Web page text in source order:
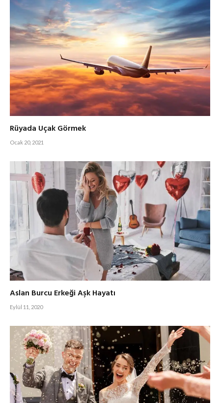
Rüyada Uçak Görmek
Ocak 20, 2021
Aslan Burcu Erkeği Aşk Hayatı
Eylül 11, 2020